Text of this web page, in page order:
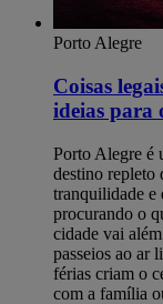
Porto Alegre
Coisas
ideias para
Porto Alegre é
destino repleto
tranquilidade e
procurando o
cidade vai
passeios ao ar
férias criam o
com a família